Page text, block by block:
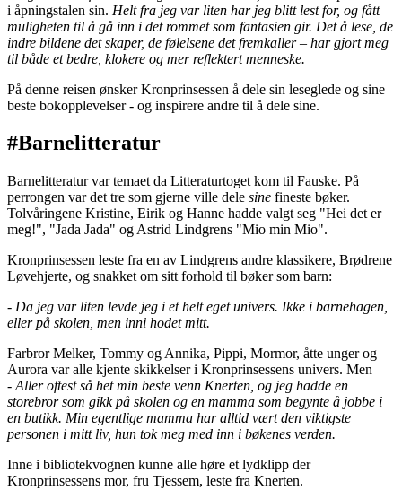
i åpningstalen sin. Helt fra jeg var liten har jeg blitt lest for, og fått
muligheten til å gå inn i det rommet som fantasien gir. Det å lese, de
indre bildene det skaper, de følelsene det fremkaller – har gjort meg
til både et bedre, klokere og mer reflektert menneske.
På denne reisen ønsker Kronprinsessen å dele sin leseglede og sine
beste bokopplevelser - og inspirere andre til å dele sine.
#Barnelitteratur
Barnelitteratur var temaet da Litteraturtoget kom til Fauske. På
perrongen var det tre som gjerne ville dele sine fineste bøker.
Tolvåringene Kristine, Eirik og Hanne hadde valgt seg "Hei det er
meg!", "Jada Jada" og Astrid Lindgrens "Mio min Mio".
Kronprinsessen leste fra en av Lindgrens andre klassikere, Brødrene
Løvehjerte, og snakket om sitt forhold til bøker som barn:
- Da jeg var liten levde jeg i et helt eget univers. Ikke i barnehagen,
eller på skolen, men inni hodet mitt.
Farbror Melker, Tommy og Annika, Pippi, Mormor, åtte unger og
Aurora var alle kjente skikkelser i Kronprinsessens univers. Men
- Aller oftest så het min beste venn Knerten, og jeg hadde en
storebror som gikk på skolen og en mamma som begynte å jobbe i
en butikk. Min egentlige mamma har alltid vært den viktigste
personen i mitt liv, hun tok meg med inn i bøkenes verden.
Inne i bibliotekvognen kunne alle høre et lydklipp der
Kronprinsessens mor, fru Tjessem, leste fra Knerten.